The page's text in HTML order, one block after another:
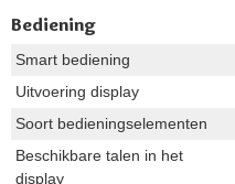
Bediening
Smart bediening
Uitvoering display
Soort bedieningselementen
Beschikbare talen in het
display